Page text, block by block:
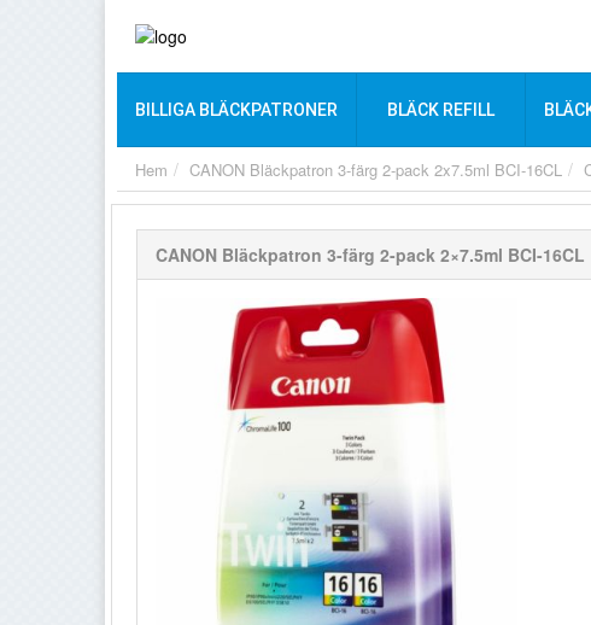
BILLIGA BLÄCKPATRONER BLÄCK REFILL
Hem CANON Bläckpatron 3-färg 2-pack 2x7.5ml BCI-16CL
CANON Bläckpatron 3-färg 2-pack 2×7.5ml BCI-16CL